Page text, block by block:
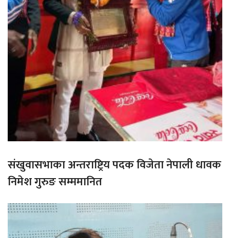
संखुवासभाका अन्तराष्ट्रिय पदक विजेता नेपाली धावक
निमेश गुरुङ सम्ममानित